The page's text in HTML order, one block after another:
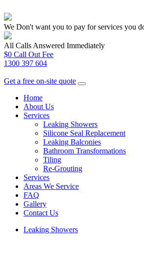
We Don't want you to pay for services you
All Calls Answered Immediately
$0 Call Out Fee
1300 397 604
Get a free on-site quote
Home
About Us
Services
Leaking Showers
Silicone Seal Replacement
Leaking Balconies
Bathroom Transformations
Tiling
Re-Grouting
Services
Areas We Service
FAQ
Gallery
Contact Us
Leaking Showers